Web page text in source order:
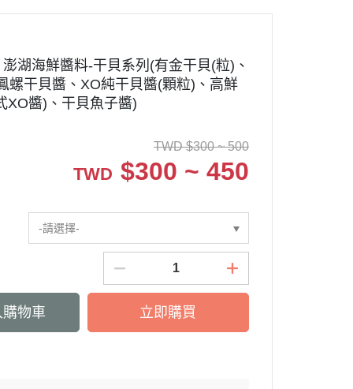
澎湖海鮮醬料-干貝系列(有金干貝(粒)、
螺干貝醬、XO純干貝醬(顆粒)、高鮮
XO醬)、干貝魚子醬)
TWD $300 ~ 500
TWD $300 ~ 450
-請選擇-
購物車 立即購買